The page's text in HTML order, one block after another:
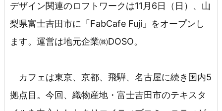
デザイン関連のロフトワークは11月6日（日）、山
梨県富士吉田市に「FabCafe Fuji」をオープンし
ます。運営は地元企業㈱DOSO。
カフェは東京、京都、飛騨、名古屋に続き国内5
拠点目。今回、織物産地・富士吉田市のテキスタ